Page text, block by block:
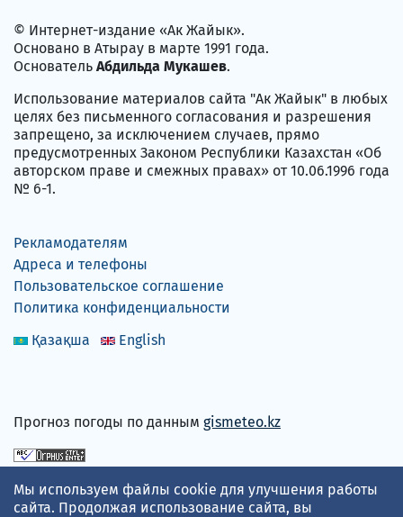
© Интернет-издание «Ак Жайык».
Основано в Атырау в марте 1991 года.
Основатель Абдильда Мукашев.
Использование материалов сайта "Ак Жайык" в любых
целях без письменного согласования и разрешения
запрещено, за исключением случаев, прямо
предусмотренных Законом Республики Казахстан «Об
авторском праве и смежных правах» от 10.06.1996 года
№ 6-1.
Рекламодателям
Адреса и телефоны
Пользовательское соглашение
Политика конфиденциальности
Қазақша
English
Прогноз погоды по данным gismeteo.kz
Принимаем карты
Мы используем файлы cookie для улучшения работы
сайта. Продолжая использование сайта, вы